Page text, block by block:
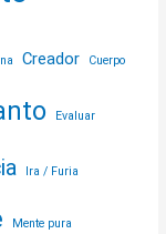
Creador Cuerpo
Evaluar
Ira / Furia
Mente pura